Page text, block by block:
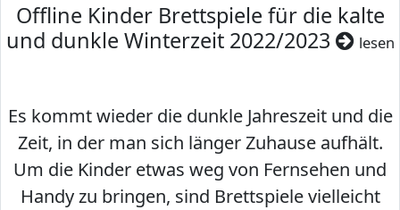
Offline Kinder Brettspiele für die kalte
und dunkle Winterzeit 2022/2023
lesen
Es kommt wieder die dunkle Jahreszeit und die
Zeit, in der man sich länger Zuhause aufhält.
Um die Kinder etwas weg von Fernsehen und
Handy zu bringen, sind Brettspiele vielleicht